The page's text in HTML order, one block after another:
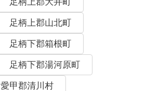
足柄上郡山北町
足柄下郡箱根町
足柄下郡湯河原町
愛甲郡清川村